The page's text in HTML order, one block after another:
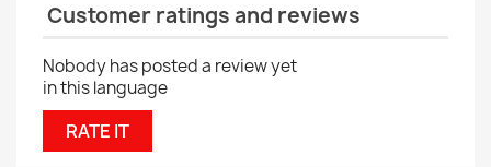
Customer ratings and reviews
Nobody has posted a review yet
in this language
RATE IT